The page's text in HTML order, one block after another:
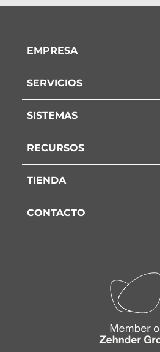
EMPRESA
SERVICIOS
SISTEMAS
RECURSOS
TIENDA
CONTACTO